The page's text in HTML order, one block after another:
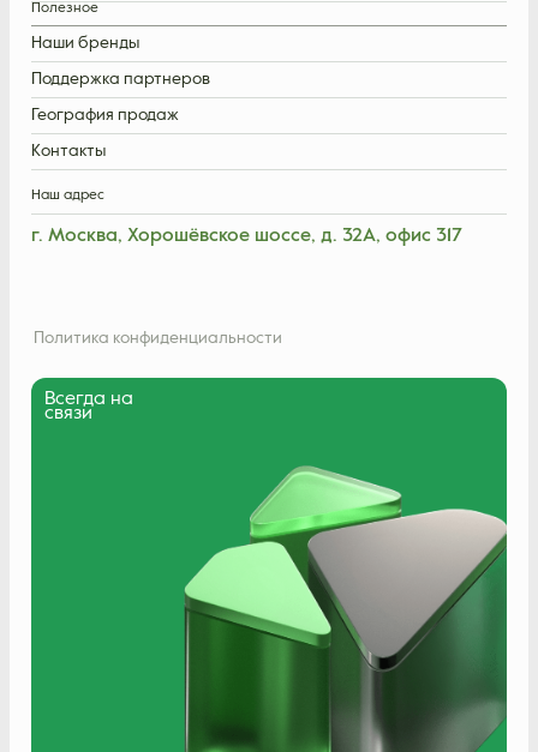
Полезное
Наши бренды
Поддержка партнеров
География продаж
Контакты
Политика конфиденциальности
Наш адрес
г. Москва, Хорошёвское шоссе, д. 32А, офис 317
Всегда на
связи